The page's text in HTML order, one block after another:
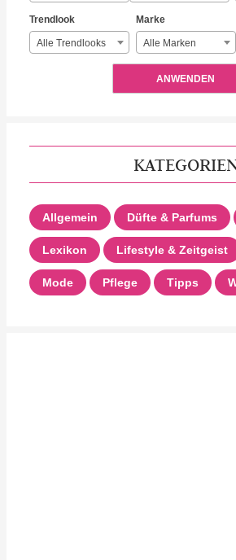
Trendlook
Alle Trendlooks
Marke
Alle Marken
ANWENDEN
Allgemein Düfte & Parfums
Lexikon Lifestyle & Zeitgeist
Mode Pflege Tipps